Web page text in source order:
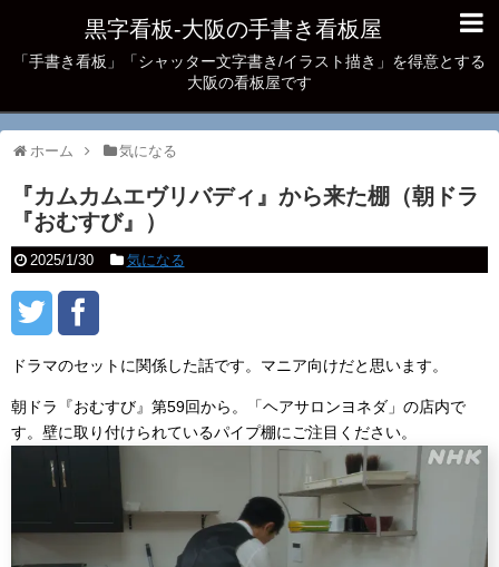
黒字看板‐大阪の手書き看板屋
「手書き看板」「シャッター文字書き/イラスト描き」を得意とする
大阪の看板屋です
ホーム 気になる
『カムカムエヴリバディ』から来た棚（朝ドラ
『おむすび』）
2025/1/30 気になる
ドラマのセットに関係した話です。マニア向けだと思います。
朝ドラ『おむすび』第59回から。「ヘアサロンヨネダ」の店内で
す。壁に取り付けられているパイプ棚にご注目ください。